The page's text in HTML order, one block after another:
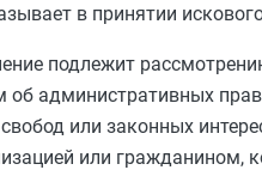
в принятии
подлежит
об административных
или законных
или гражданином,